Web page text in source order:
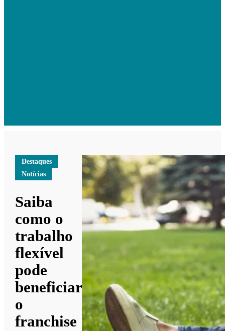
Destaques
Notícias
Saiba
como o
trabalho
flexível
pode
beneficiar
o
franchise